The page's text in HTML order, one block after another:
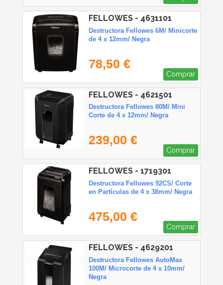
FELLOWES - 4631101
Destructora Fellowes 6M/ Minicorte
de 4 x 12mm/ Negra
78,50 €
Comprar
FELLOWES - 4621501
Destructora Fellowes 80M/ Mini
Corte de 4 x 12mm/ Negra
239,00 €
Comprar
FELLOWES - 1719301
Destructora Fellowes 92CS/ Corte
en Partículas de 4 x 38mm/ Negra
475,00 €
Comprar
FELLOWES - 4629201
Destructora Fellowes AutoMax
100M/ Microcorte de 4 x 10mm/
Negra